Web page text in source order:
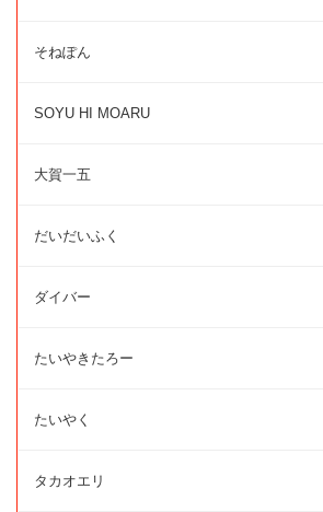
そねぽん
SOYU HI MOARU
大賀一五
だいだいふく
ダイバー
たいやきたろー
たいやく
タカオエリ